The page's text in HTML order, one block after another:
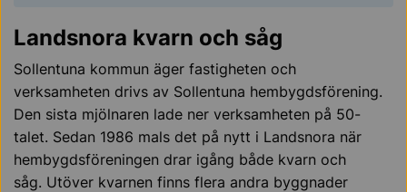
Landsnora kvarn och såg
Sollentuna kommun äger fastigheten och
verksamheten drivs av Sollentuna hembygdsförening.
Den sista mjölnaren lade ner verksamheten på 50-
talet. Sedan 1986 mals det på nytt i Landsnora när
hembygdsföreningen drar igång både kvarn och
såg. Utöver kvarnen finns flera andra byggnader